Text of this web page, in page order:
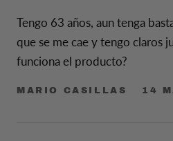
Tengo 63 años, aun tenga
que se me cae y tengo claros
funciona el producto?
MARIO CASILLAS 14